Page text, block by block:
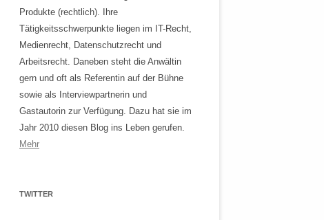
Produkte (rechtlich). Ihre
Tätigkeitsschwerpunkte liegen im IT-Recht,
Medienrecht, Datenschutzrecht und
Arbeitsrecht. Daneben steht die Anwältin
gern und oft als Referentin auf der Bühne
sowie als Interviewpartnerin und
Gastautorin zur Verfügung. Dazu hat sie im
Jahr 2010 diesen Blog ins Leben gerufen.
Mehr
TWITTER